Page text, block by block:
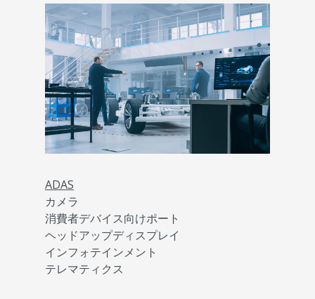
ADAS
カメラ
消費者デバイス向けポート
ヘッドアップディスプレイ
インフォテインメント
テレマティクス